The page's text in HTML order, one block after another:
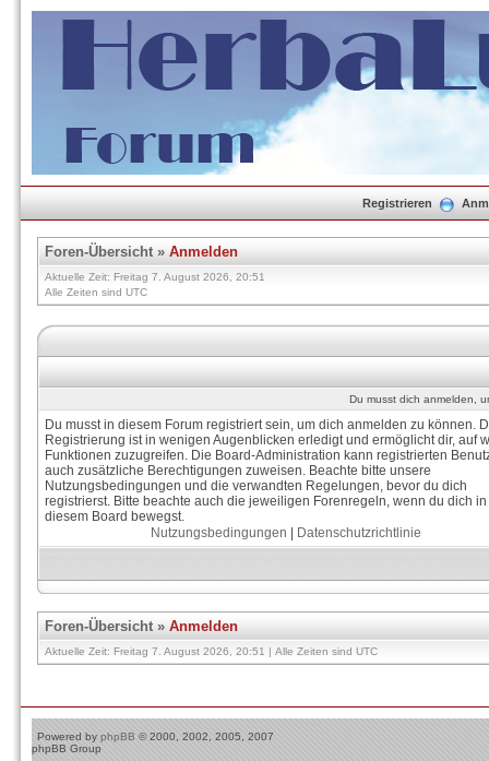
Registrieren
Foren-Übersicht» Anmelden
Aktuelle Zeit: Freitag 7. August 2026, 20:51
Alle Zeiten sind UTC
Du musst dich anmelden,
Du musst in diesem Forum registriert sein, um dich anmelden zu können.
Registrierung ist in wenigen Augenblicken erledigt und ermöglicht dir, auf
Funktionen zuzugreifen. Die Board-Administration kann registrierten
auch zusätzliche Berechtigungen zuweisen. Beachte bitte unsere
Nutzungsbedingungen und die verwandten Regelungen, bevor du dich
registrierst. Bitte beachte auch die jeweiligen Forenregeln, wenn du dich in
diesem Board bewegst.
Nutzungsbedingungen
Datenschutzrichtlinie
Foren-Übersicht» Anmelden
Aktuelle Zeit: Freitag 7. August 2026, 20:51 | Alle Zeiten sind UTC
Powered by phpBB © 2000, 2002, 2005, 2007
phpBB Group